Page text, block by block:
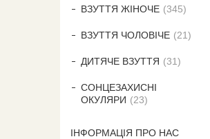
ВЗУТТЯ ЖІНОЧЕ 345
ВЗУТТЯ ЧОЛОВІЧЕ 21
ДИТЯЧЕ ВЗУТТЯ 31
СОНЦЕЗАХИСНІ
ОКУЛЯРИ
23
ІНФОРМАЦІЯ ПРО НАС